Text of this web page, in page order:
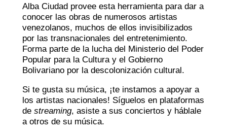
Alba Ciudad provee esta herramienta para dar a
conocer las obras de numerosos artistas
venezolanos, muchos de ellos invisibilizados
por las transnacionales del entretenimiento.
Forma parte de la lucha del Ministerio del Poder
Popular para la Cultura y el Gobierno
Bolivariano por la descolonización cultural.
Si te gusta su música, ¡te instamos a apoyar a
los artistas nacionales! Síguelos en plataformas
de streaming, asiste a sus conciertos y háblale
a otros de su música.